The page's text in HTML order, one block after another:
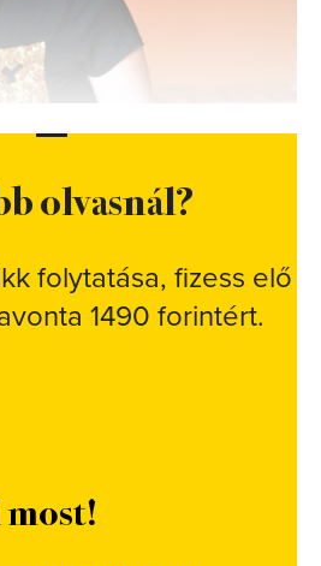
olvasnál?
folytatása, fizess elő
1490 forintért.